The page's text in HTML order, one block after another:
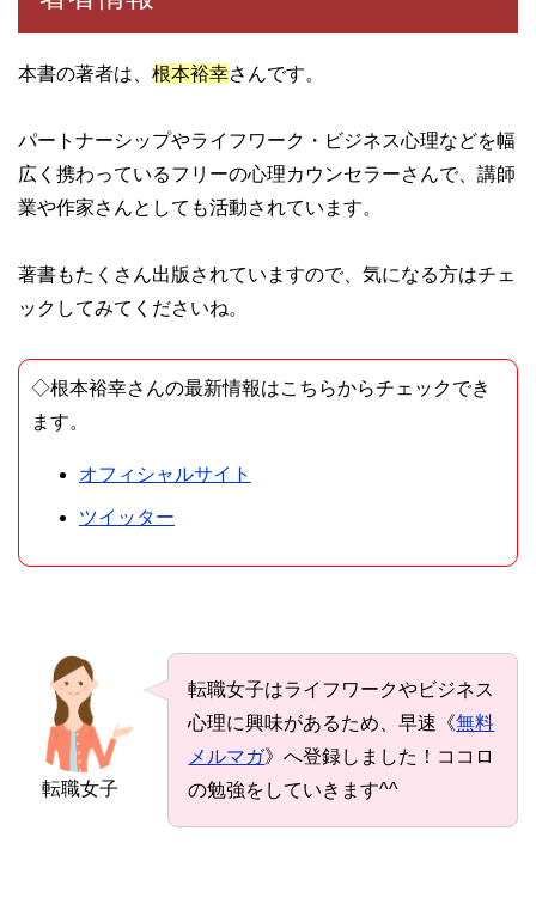
本書の著者は、 根本裕幸さんです。
パートナーシップやライフワーク・ビジネス心理などを幅
広く携わっているフリーの心理カウンセラーさんで、講師
業や作家さんとしても活動されています。
著書もたくさん出版されていますので、気になる方はチェ
ックしてみてくださいね。
◇根本裕幸さんの最新情報はこちらからチェックでき
ます。
オフィシャルサイト
ツイッター
転職女子
転職女子はライフワークやビジネス
心理に興味があるため、早速《無料
メルマガ》へ登録しました！ココロ
の勉強をしていきます^^